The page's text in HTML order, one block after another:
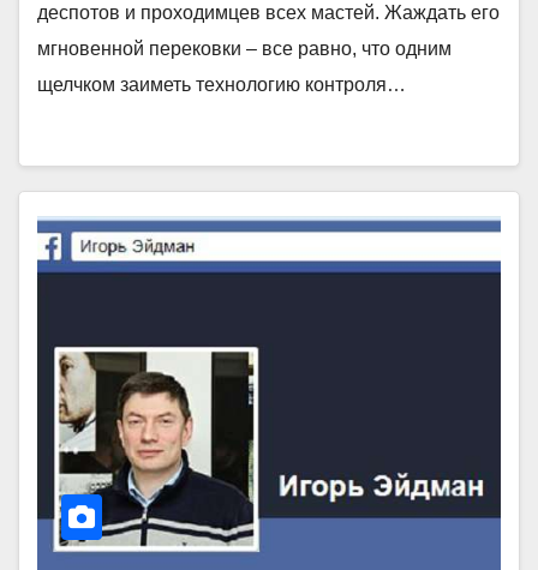
деспотов и проходимцев всех мастей. Жаждать его
мгновенной перековки – все равно, что одним
щелчком заиметь технологию контроля…